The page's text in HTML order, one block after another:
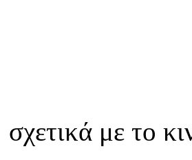
σχετικά με το